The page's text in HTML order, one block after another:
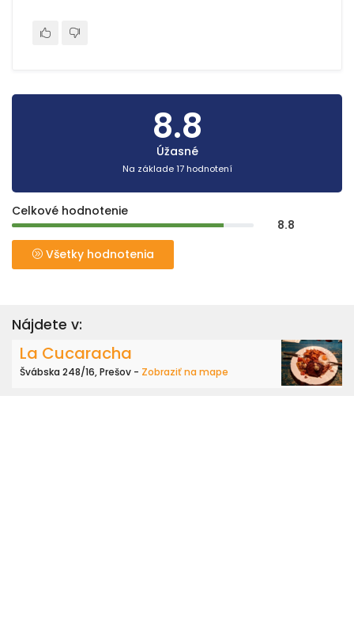
8.8
Úžasné
Na základe 17 hodnotení
Celkové hodnotenie
8.8
Všetky hodnotenia
Nájdete v:
La Cucaracha
Švábska 248/16, Prešov - Zobraziť na mape